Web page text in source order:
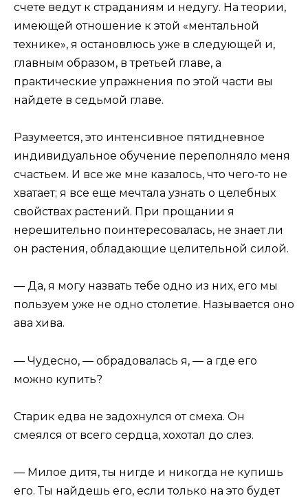
счете ведут к страданиям и недугу. На теории,
имеющей отношение к этой «ментальной
технике», я остановлюсь уже в следующей и,
главным образом, в третьей главе, а
практические упражнения по этой части вы
найдете в седьмой главе.
Разумеется, это интенсивное пятидневное
индивидуальное обучение переполняло меня
счастьем. И все же мне казалось, что чего-то не
хватает; я все еще мечтала узнать о целебных
свойствах растений. При прощании я
нерешительно поинтересовалась, не знает ли
он растения, обладающие целительной силой.
— Да, я могу назвать тебе одно из них, его мы
пользуем уже не одно столетие. Называется оно
ава хива.
— Чудесно, — обрадовалась я, — а где его
можно купить?
Старик едва не задохнулся от смеха. Он
смеялся от всего сердца, хохотал до слез.
— Милое дитя, ты нигде и никогда не купишь
его. Ты найдешь его, если только на это будет